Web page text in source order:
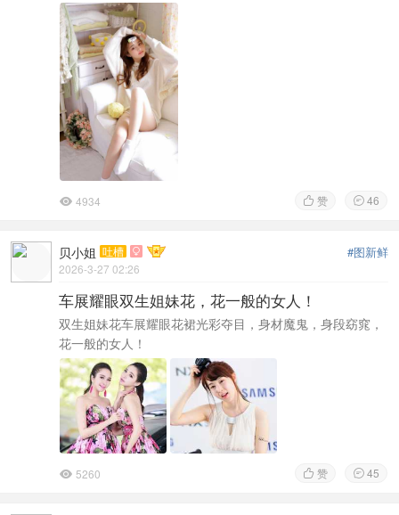
 4934  46
 赞
#图新鲜
贝小姐 吐槽 
2026-3-27 02:26
车展耀眼双生姐妹花，花一般的女人！
双生姐妹花车展耀眼花裙光彩夺目，身材魔鬼，身段窈窕，
花一般的女人！
 5260  45
 赞